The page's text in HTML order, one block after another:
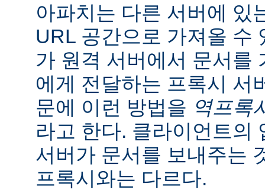
아파치는 다른 서버에 있
URL 공간으로 가져올 수
가 원격 서버에서 문서를
에게 전달하는 프록시 서
문에 이런 방법을 역프록
라고 한다. 클라이언트의
서버가 문서를 보내주는
프록시와는 다르다.